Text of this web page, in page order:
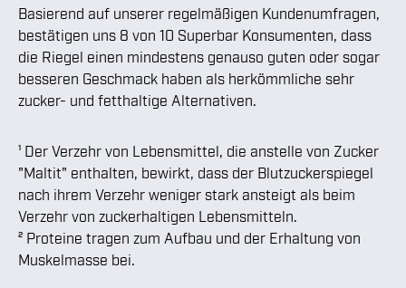
Basierend auf unserer regelmäßigen Kundenumfragen,
bestätigen uns 8 von 10 Superbar Konsumenten, dass
die Riegel einen mindestens genauso guten oder sogar
besseren Geschmack haben als herkömmliche sehr
zucker- und fetthaltige Alternativen.
¹ Der Verzehr von Lebensmittel, die anstelle von Zucker
"Maltit" enthalten, bewirkt, dass der Blutzuckerspiegel
nach ihrem Verzehr weniger stark ansteigt als beim
Verzehr von zuckerhaltigen Lebensmitteln.
² Proteine tragen zum Aufbau und der Erhaltung von
Muskelmasse bei.